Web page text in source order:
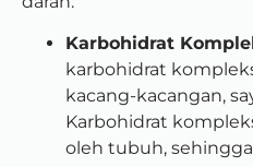
Karbohidrat
karbohidrat
kacang-kacangan,
Karbohidrat
oleh tubuh,